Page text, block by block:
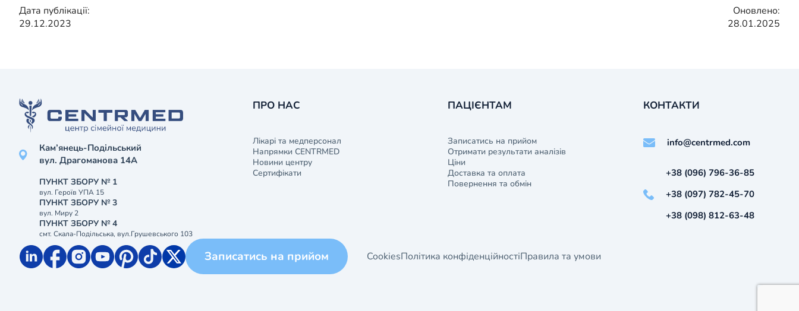
Дата публікації:
29.12.2023
Оновлено:
28.01.2025
Кам’янець-Подільський
вул. Драгоманова 14А
ПУНКТ ЗБОРУ № 1
вул. Героїв УПА 15
ПУНКТ ЗБОРУ № 3
вул. Миру 2
ПУНКТ ЗБОРУ № 4
смт. Скала-Подільська, вул.Грушевського 103
ПРО НАС
Лікарі та медперсонал
Напрямки CENTRMED
Новини центру
Сертифікати
ПАЦІЄНТАМ
Записатись на прийом
Отримати результати аналізів
Ціни
Доставка та оплата
Повернення та обмін
КОНТАКТИ
info@centrmed.com
+38 (096) 796-36-85
+38 (097) 782-45-70
+38 (098) 812-63-48
Записатись на прийом CookiesПолітика конфіденційностіПравила та умови